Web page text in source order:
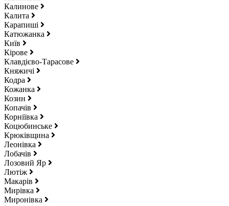
Калинове
Калита
Карапиші
Катюжанка
Київ
Кірове
Клавдієво-Тарасове
Княжичі
Кодра
Кожанка
Козин
Копачів
Корніївка
Коцюбинське
Крюківщина
Леонівка
Лобачів
Лозовий Яр
Лютіж
Макарів
Мирівка
Миронівка